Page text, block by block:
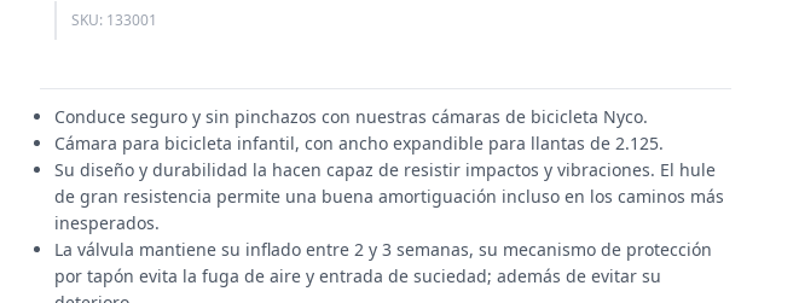
SKU: 133001
Conduce seguro y sin pinchazos con nuestras cámaras de bicicleta Nyco.
Cámara para bicicleta infantil, con ancho expandible para llantas de 2.125.
Su diseño y durabilidad la hacen capaz de resistir impactos y vibraciones. El hule
de gran resistencia permite una buena amortiguación incluso en los caminos más
inesperados.
La válvula mantiene su inflado entre 2 y 3 semanas, su mecanismo de protección
por tapón evita la fuga de aire y entrada de suciedad; además de evitar su